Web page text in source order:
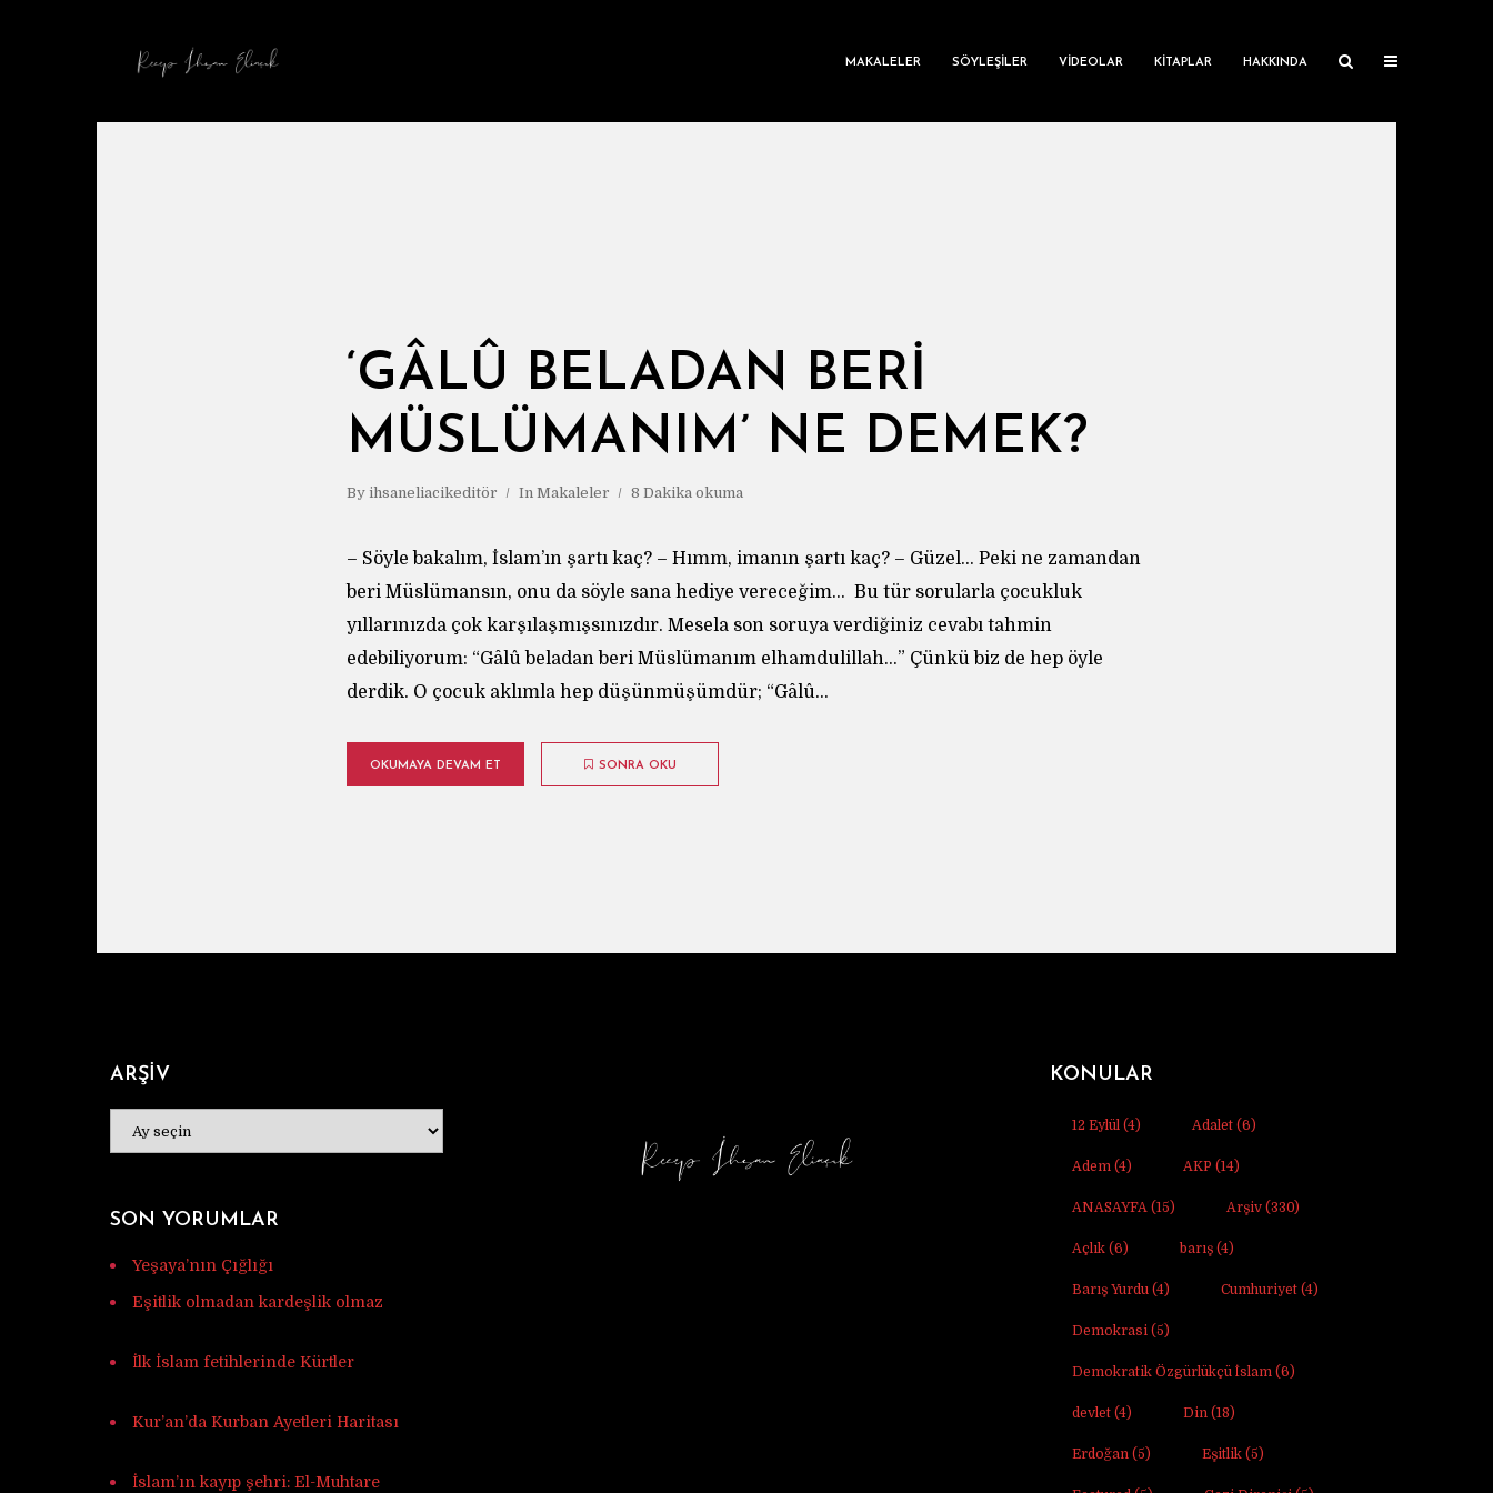
MAKALELER SÖYLEŞILER VIDEOLAR KITAPLAR HAKKINDA
‘GÂLÛ BELADAN BERI
MÜSLÜMANIM’ NE DEMEK?
By ihsaneliacikeditör In Makaleler 8 Dakika okuma
– Söyle bakalım, İslam’ın şartı kaç? – Hımm, imanın şartı kaç? – Güzel… Peki ne zamandan
beri Müslümansın, onu da söyle sana hediye vereceğim… Bu tür sorularla çocukluk
yıllarınızda çok karşılaşmışsınızdır. Mesela son soruya verdiğiniz cevabı tahmin
edebiliyorum: “Gâlû beladan beri Müslümanım elhamdulillah…” Çünkü biz de hep öyle
derdik. O çocuk aklımla hep düşünmüşümdür; “Gâlû...
OKUMAYA DEVAM ET SONRA OKU
ARŞİV
SON YORUMLAR
Yeşaya’nın Çığlığı
Eşitlik olmadan kardeşlik olmaz
İlk İslam fetihlerinde Kürtleriçin
Kur’an’da Kurban Ayetleri Haritası
İslam’ın kayıp şehri: El-Muhtareiçin
KONULAR
12 Eylül (4) Adalet (6)
Adem (4) AKP (14)
ANASAYFA (15) Arşiv (330)
Açlık (6) barış (4)
Barış Yurdu (4) Cumhuriyet (4)
Demokrasi (5)
Demokratik Özgürlükçü İslam (6)
devlet (4) Din (18)
Erdoğan (5) Eşitlik (5)